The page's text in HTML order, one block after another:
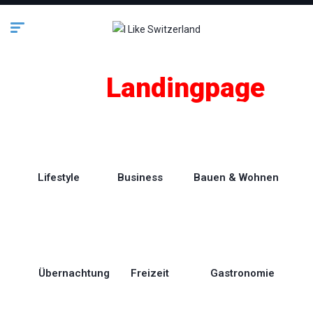
Landingpage
Lifestyle Business Bauen & Wohnen
Übernachtung Freizeit Gastronomie